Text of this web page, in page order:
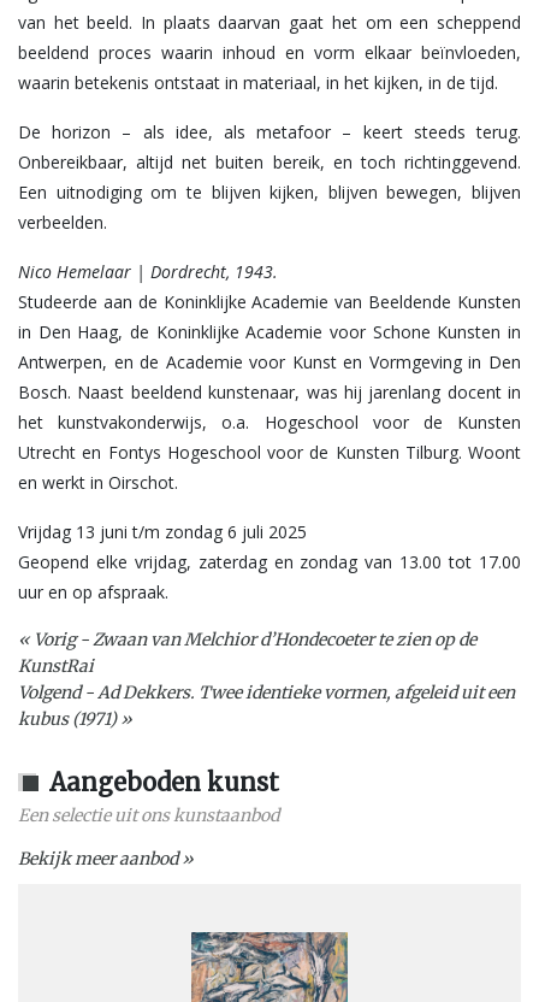
van het beeld. In plaats daarvan gaat het om een scheppend
beeldend proces waarin inhoud en vorm elkaar beïnvloeden,
waarin betekenis ontstaat in materiaal, in het kijken, in de tijd.
De horizon – als idee, als metafoor – keert steeds terug.
Onbereikbaar, altijd net buiten bereik, en toch richtinggevend.
Een uitnodiging om te blijven kijken, blijven bewegen, blijven
verbeelden.
Nico Hemelaar | Dordrecht, 1943.
Studeerde aan de Koninklijke Academie van Beeldende Kunsten
in Den Haag, de Koninklijke Academie voor Schone Kunsten in
Antwerpen, en de Academie voor Kunst en Vormgeving in Den
Bosch. Naast beeldend kunstenaar, was hij jarenlang docent in
het kunstvakonderwijs, o.a. Hogeschool voor de Kunsten
Utrecht en Fontys Hogeschool voor de Kunsten Tilburg. Woont
en werkt in Oirschot.
Vrijdag 13 juni t/m zondag 6 juli 2025
Geopend elke vrijdag, zaterdag en zondag van 13.00 tot 17.00
uur en op afspraak.
« Vorig - Zwaan van Melchior d’Hondecoeter te zien op de
KunstRai
Volgend - Ad Dekkers. Twee identieke vormen, afgeleid uit een
kubus (1971) »
Aangeboden kunst
Een selectie uit ons kunstaanbod
Bekijk meer aanbod »